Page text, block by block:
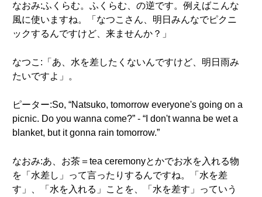
なおみ:ふくらむ。ふくらむ、の逆です。例えばこんな
風に使いますね。「なつこさん、明日みんなでピクニ
ックするんですけど、来ませんか？」
なつこ:「あ、水を差したくないんですけど、明日雨み
たいですよ」。
ピーター:So, “Natsuko, tomorrow everyone's going on a
picnic. Do you wanna come?” - “I don't wanna be wet a
blanket, but it gonna rain tomorrow.”
なおみ:あ、お茶＝tea ceremonyとかでお水を入れる物
を「水差し」って言ったりするんですね。「水を差
す」、「水を入れる」ことを、「水を差す」っていう